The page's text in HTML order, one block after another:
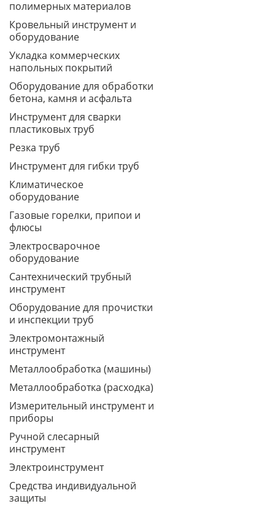
полимерных материалов
Кровельный инструмент и
оборудование
Укладка коммерческих
напольных покрытий
Оборудование для обработки
бетона, камня и асфальта
Инструмент для сварки
пластиковых труб
Резка труб
Инструмент для гибки труб
Климатическое
оборудование
Газовые горелки, припои и
флюсы
Электросварочное
оборудование
Сантехнический трубный
инструмент
Оборудование для прочистки
и инспекции труб
Электромонтажный
инструмент
Металлообработка (машины)
Металлообработка (расходка)
Измерительный инструмент и
приборы
Ручной слесарный
инструмент
Электроинструмент
Средства индивидуальной
защиты